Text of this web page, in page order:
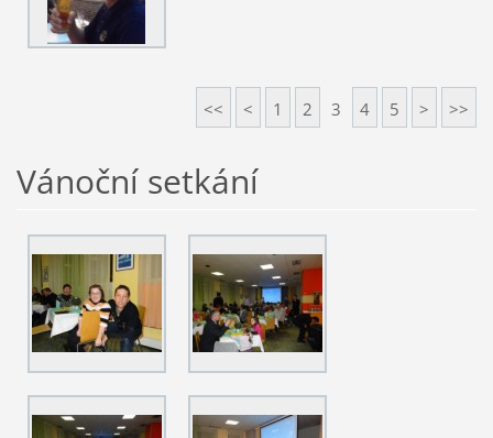
<< < 1 2 3 4 5 > >>
Vánoční setkání